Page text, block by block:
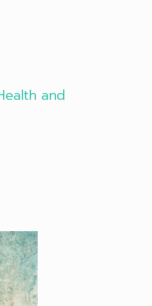
and